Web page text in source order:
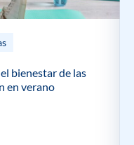
bienestar de las
en verano